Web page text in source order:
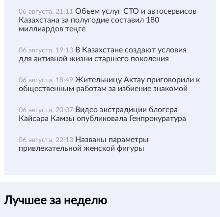
06 августа, 21:11 Объем услуг СТО и автосервисов
Казахстана за полугодие составил 180
миллиардов теңге
06 августа, 19:13 В Казахстане создают условия
для активной жизни старшего поколения
06 августа, 18:49 Жительницу Актау приговорили к
общественным работам за избиение знакомой
06 августа, 20:07 Видео экстрадиции блогера
Кайсара Камзы опубликовала Генпрокуратура
06 августа, 22:13 Названы параметры
привлекательной женской фигуры
Лучшее за неделю